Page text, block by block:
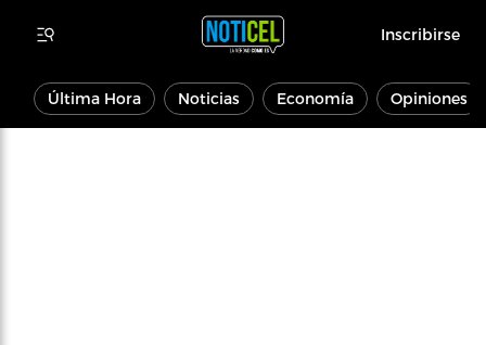
Inscribirse
Última Hora Noticias Economía Opiniones